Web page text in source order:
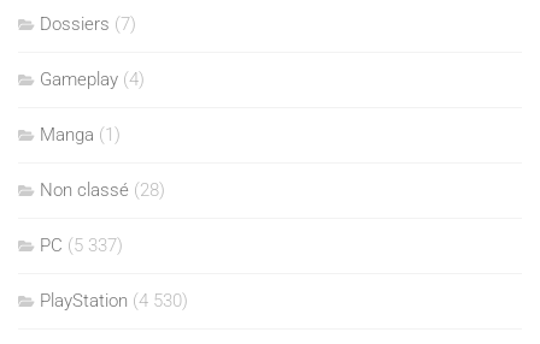
Dossiers (7)
Gameplay (4)
Manga (1)
Non classé (28)
PC (5 337)
PlayStation (4 530)